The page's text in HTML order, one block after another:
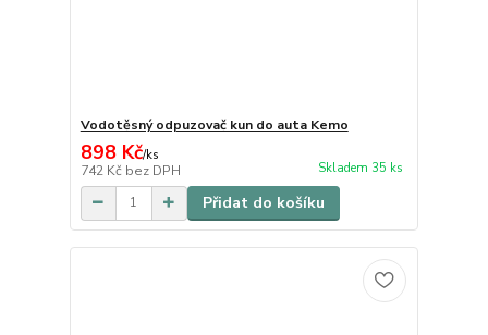
Vodotěsný odpuzovač kun do auta Kemo
898 Kč/ks
742 Kč bez DPH Skladem 35 ks
Přidat do košíku